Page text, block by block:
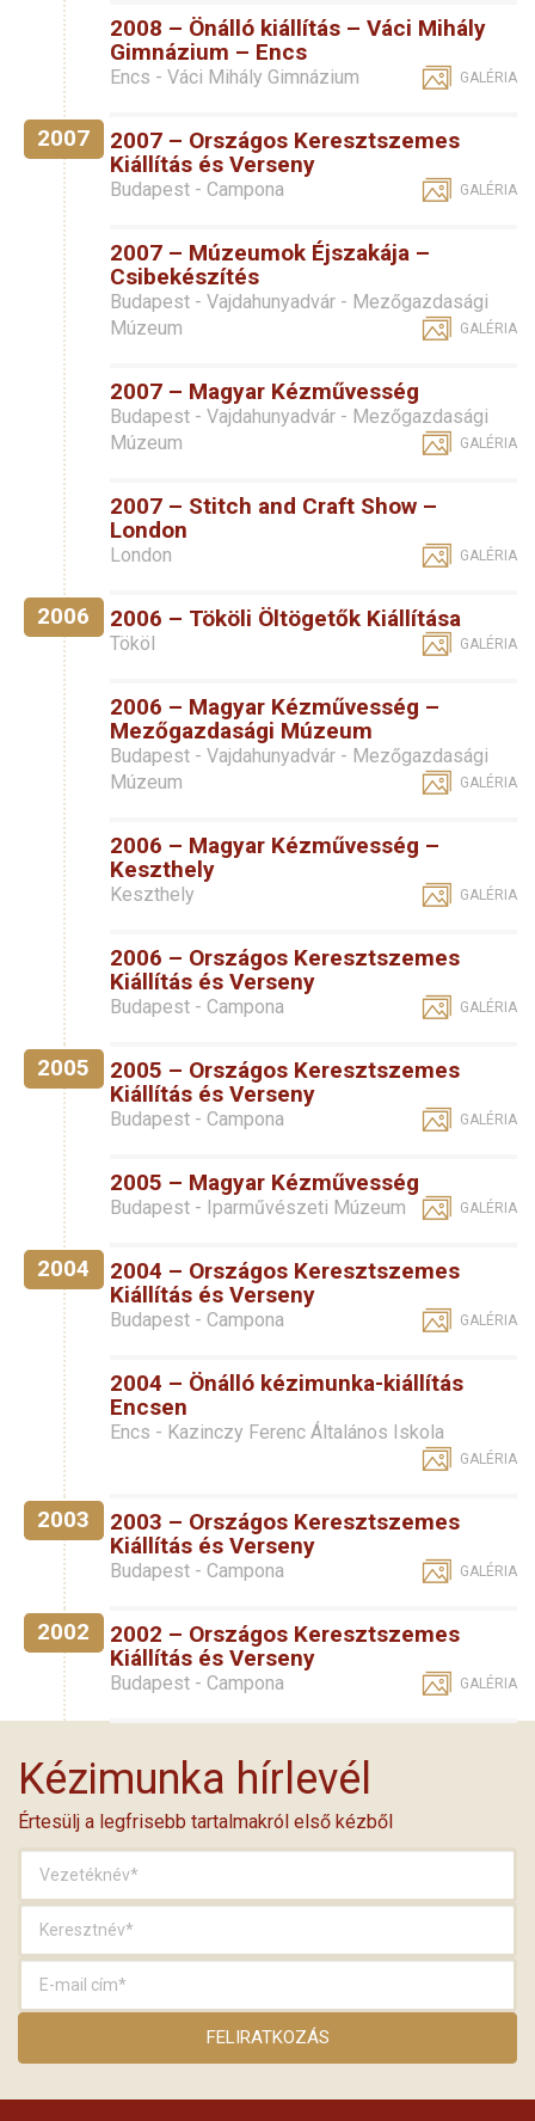
2008 – Önálló kiállítás – Váci Mihály
Gimnázium – Encs
Encs - Váci Mihály Gimnázium GALÉRIA
2007
2007 – Országos Keresztszemes
Kiállítás és Verseny
Budapest - Campona GALÉRIA
2007 – Múzeumok Éjszakája –
Csibekészítés
Budapest - Vajdahunyadvár - Mezőgazdasági
Múzeum
GALÉRIA
2007 – Magyar Kézművesség
Budapest - Vajdahunyadvár - Mezőgazdasági
Múzeum
GALÉRIA
2007 – Stitch and Craft Show –
London
London GALÉRIA
2006 2006 – Tököli Öltögetők Kiállítása
Tököl GALÉRIA
2006 – Magyar Kézművesség –
Mezőgazdasági Múzeum
Budapest - Vajdahunyadvár - Mezőgazdasági
Múzeum
GALÉRIA
2006 – Magyar Kézművesség –
Keszthely
Keszthely GALÉRIA
2006 – Országos Keresztszemes
Kiállítás és Verseny
Budapest - Campona GALÉRIA
2005
2005 – Országos Keresztszemes
Kiállítás és Verseny
Budapest - Campona GALÉRIA
2005 – Magyar Kézművesség
Budapest - Iparművészeti Múzeum GALÉRIA
2004
2004 – Országos Keresztszemes
Kiállítás és Verseny
Budapest - Campona GALÉRIA
2004 – Önálló kézimunka-kiállítás
Encsen
Encs - Kazinczy Ferenc Általános Iskola
GALÉRIA
2003
2003 – Országos Keresztszemes
Kiállítás és Verseny
Budapest - Campona GALÉRIA
2002
2002 – Országos Keresztszemes
Kiállítás és Verseny
Budapest - Campona GALÉRIA
Kézimunka hírlevél
Értesülj a legfrisebb tartalmakról első kézből